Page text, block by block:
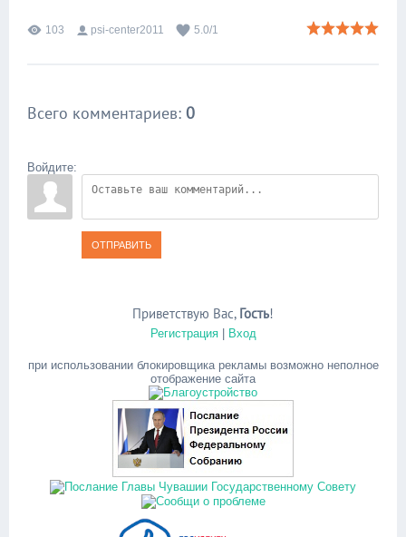
103 psi-center2011 5.0/1
Всего комментариев: 0
Войдите:
ОТПРАВИТЬ
Приветствую Вас, Гость!
Регистрация| Вход
при использовании блокировщика рекламы возможно неполное
отображение сайта